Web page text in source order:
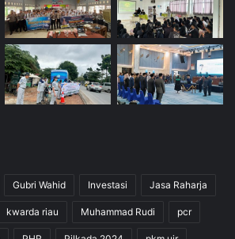
Gubri Wahid Investasi Jasa Raharja
kwarda riau Muhammad Rudi pcr